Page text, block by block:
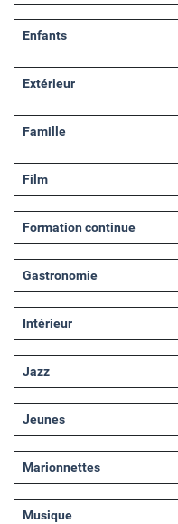
Enfants
Extérieur
Famille
Film
Formation continue
Gastronomie
Intérieur
Jazz
Jeunes
Marionnettes
Musique